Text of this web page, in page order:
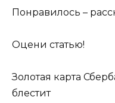
Понравилось –
Оцени статью!
Золотая карта
блестит